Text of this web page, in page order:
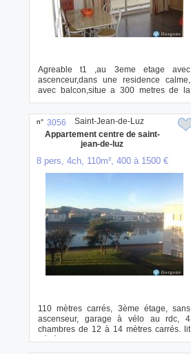
Agreable t1 ,au 3eme etage avec
ascenceur,dans une residence calme,
avec balcon,situe a 300 metres de la
grande plage, 2...
n° 3056
Appartement centre de saint-
jean-de-luz
8 pers, 4ch, 110m², 400 à 1500 €
110 mètres carrés, 3ème étage, sans
ascenseur, garage à vélo au rdc, 4
chambres de 12 à 14 mètres carrés. lit
bébé et c...
Saint-Jean-de-Luz